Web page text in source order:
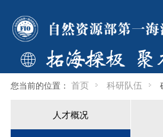

一所概况
现任领导
组织机构
业务部门
新闻公告
中国政府网信息
自然资源要闻
科学研究
科技创新平台
科技开发
科技开发简介
开发资质
科研队伍
博导信息
研究生教育
专业介绍
国际合作
国际合作处简介
新闻动态
国际合作项目
支撑平台
中国大洋样品馆
学术期刊
海洋科学进展
海岸工程
党建群团
信息公开
您当前的位置： 首页 科研队伍
人才概况